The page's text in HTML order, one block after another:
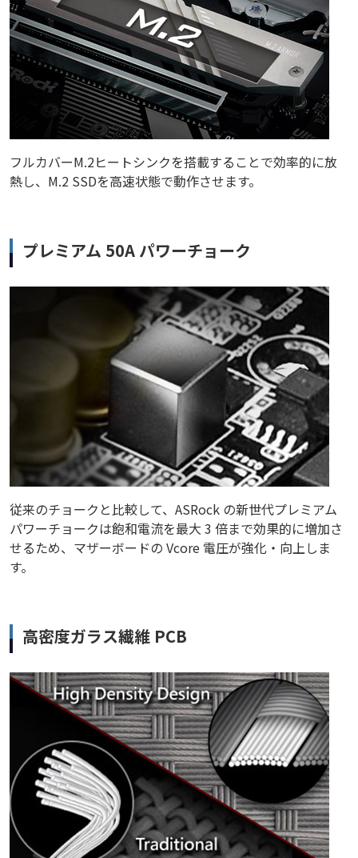
フルカバーM.2ヒートシンクを搭載することで効率的に放
熱し、M.2 SSDを高速状態で動作させます。
プレミアム 50A パワーチョーク
従来のチョークと比較して、ASRock の新世代プレミアム
パワーチョークは飽和電流を最大 3 倍まで効果的に増加さ
せるため、マザーボードの Vcore 電圧が強化・向上しま
す。
高密度ガラス繊維 PCB